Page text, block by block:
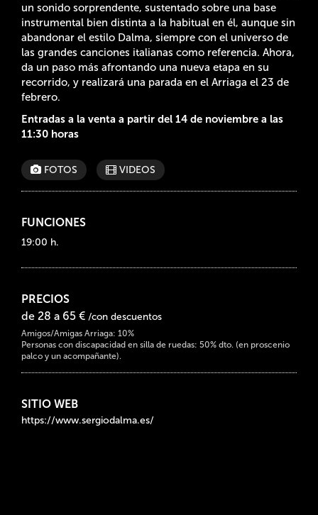
un sonido sorprendente, sustentado sobre una base
instrumental bien distinta a la habitual en él, aunque sin
abandonar el estilo Dalma, siempre con el universo de
las grandes canciones italianas como referencia. Ahora,
da un paso más afrontando una nueva etapa en su
recorrido, y realizará una parada en el Arriaga el 23 de
febrero.
Entradas a la venta a partir del 14 de noviembre a las
11:30 horas
FOTOS VIDEOS
FUNCIONES
19:00 h.
PRECIOS
de 28 a 65 € /con descuentos
Amigos/Amigas Arriaga: 10%
Personas con discapacidad en silla de ruedas: 50% dto. (en proscenio
palco y un acompañante).
SITIO WEB
https://www.sergiodalma.es/